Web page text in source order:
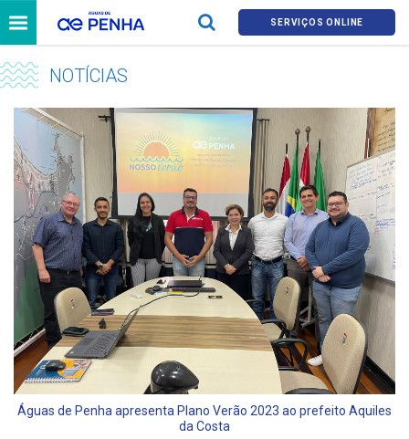
SERVIÇOS ONLINE
NOTÍCIAS
Águas de Penha apresenta Plano Verão 2023 ao prefeito Aquiles
da Costa